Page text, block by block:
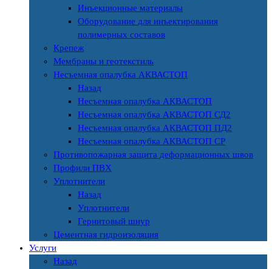
Инъекционные материалы
Оборудование для инъектирования
полимерных составов
Крепеж
Мембраны и геотекстиль
Несъемная опалубка АКВАСТОП
Назад
Несъемная опалубка АКВАСТОП
Несъемная опалубка АКВАСТОП СД2
Несъемная опалубка АКВАСТОП ПД2
Несъемная опалубка АКВАСТОП СР
Противопожарная защита деформационных швов
Профили ПВХ
Уплотнители
Назад
Уплотнители
Гернитовый шнур
Цементная гидроизоляция
Услуги
Назад